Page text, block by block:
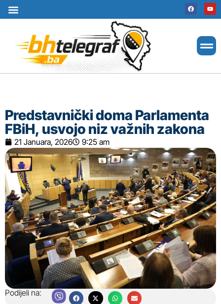
Predstavnički doma Parlamenta
FBiH, usvojo niz važnih zakona
21 Januara, 2026 9:25 am
Podijeli na: